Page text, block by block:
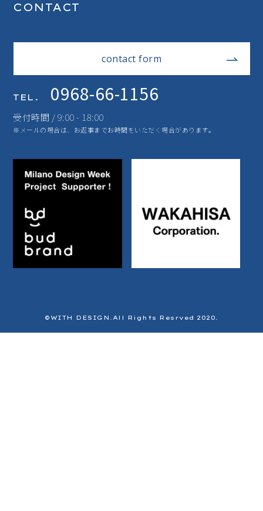
CONTACT
contact form
TEL. 0968-66-1156
受付時間 / 9:00 - 18:00
※メールの場合は、お返事までお時間をいただく場合があります。
©️WITH DESIGN.All Rights Resrved 2020.